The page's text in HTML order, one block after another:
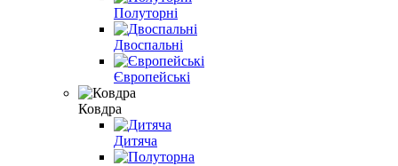
Полуторні
Двоспальні
Європейські
Ковдра
Дитяча